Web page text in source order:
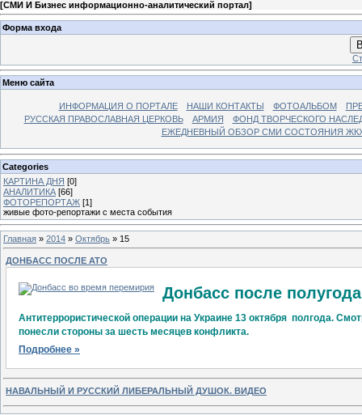
[СМИ И Бизнес информационно-аналитический портал]
Форма входа
Меню сайта
ИНФОРМАЦИЯ О ПОРТАЛЕ НАШИ КОНТАКТЫ ФОТОАЛЬБОМ
РУССКАЯ ПРАВОСЛАВНАЯ ЦЕРКОВЬ
АРМИЯ
ФОНД ТВОРЧЕСКОГО
ЕЖЕДНЕВНЫЙ ОБЗОР СМИ СОСТОЯНИЯ
Categories
КАРТИНА ДНЯ [0]
АНАЛИТИКА [66]
ФОТОРЕПОРТАЖ [1]
живые фото-репортажи с места события
Главная » 2014 » Октябрь » 15
ДОНБАСС ПОСЛЕ АТО
Донбасс после
Антитеррористической операции на Украине 13 октября полгода.
понесли стороны за шесть месяцев конфликта.
Подробнее »
НАВАЛЬНЫЙ И РУССКИЙ ЛИБЕРАЛЬНЫЙ ДУШОК. ВИДЕО